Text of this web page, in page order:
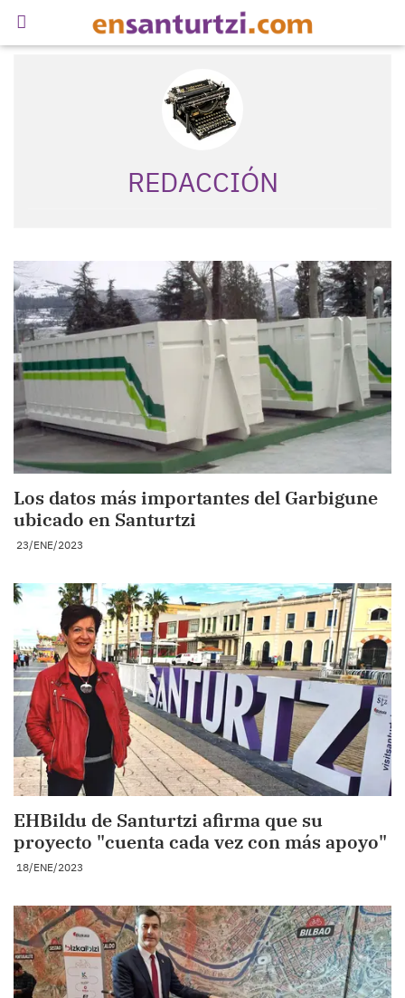
REDACCIÓN
Los datos más importantes del Garbigune
ubicado en Santurtzi
23/ENE/2023
EHBildu de Santurtzi afirma que su
proyecto "cuenta cada vez con más apoyo"
18/ENE/2023